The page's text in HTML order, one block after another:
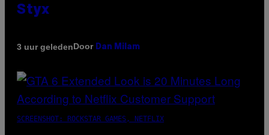
Styx
3 uur geledenDoor Dan Milam
SCREENSHOT: ROCKSTAR GAMES, NETFLIX